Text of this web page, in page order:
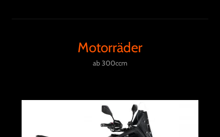
Motorräder
ab 300ccm